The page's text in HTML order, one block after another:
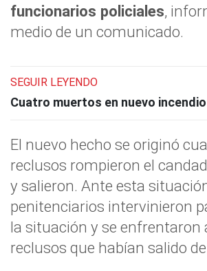
funcionarios policiales,
medio de un comunicado.
SEGUIR LEYENDO
Cuatro muertos en nuevo
El nuevo hecho se originó
reclusos rompieron el
y salieron. Ante esta
penitenciarios intervinieron
la situación y se enfrentaron
reclusos que habían salido